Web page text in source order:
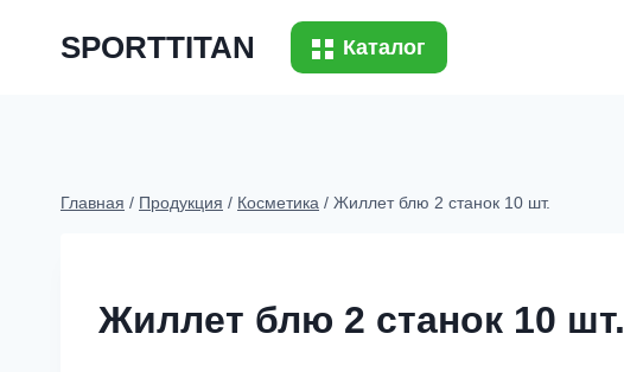
SPORTTITAN Каталог
Главная / Продукция / Косметика / Жиллет блю 2 станок 10 шт.
Жиллет блю 2 станок 10 шт.